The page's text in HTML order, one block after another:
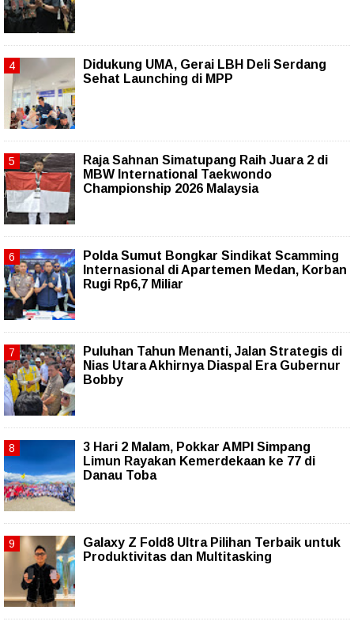
Didukung UMA, Gerai LBH Deli Serdang
Sehat Launching di MPP
Raja Sahnan Simatupang Raih Juara 2 di
MBW International Taekwondo
Championship 2026 Malaysia
Polda Sumut Bongkar Sindikat Scamming
Internasional di Apartemen Medan, Korban
Rugi Rp6,7 Miliar
Puluhan Tahun Menanti, Jalan Strategis di
Nias Utara Akhirnya Diaspal Era Gubernur
Bobby
3 Hari 2 Malam, Pokkar AMPI Simpang
Limun Rayakan Kemerdekaan ke 77 di
Danau Toba
Galaxy Z Fold8 Ultra Pilihan Terbaik untuk
Produktivitas dan Multitasking